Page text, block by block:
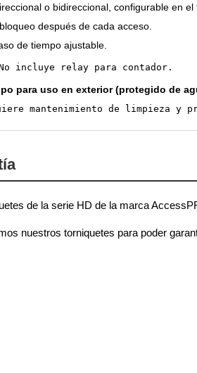
o bidireccional, configurable en el
después de cada acceso.
de tiempo ajustable.
incluye relay para contador.
para uso en exterior (protegido de
mantenimiento de limpieza y
de la serie HD de la marca
nuestros torniquetes para poder